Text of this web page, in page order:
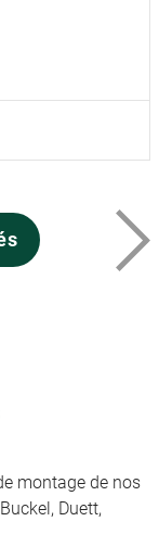
montage de nos
Duett,